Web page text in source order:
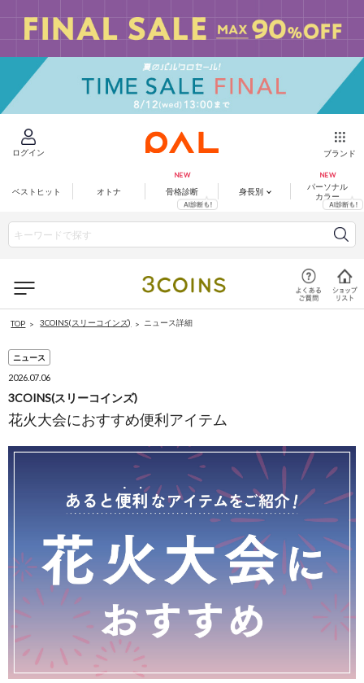
ログイン ブランド
ベストヒット オトナ 骨格診断 身長別
パーソナル
カラー
TOP 3COINS(スリーコインズ) ニュース詳細
ニュース
2026.07.06
3COINS(スリーコインズ)
花火大会におすすめ便利アイテム